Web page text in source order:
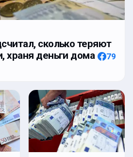
сколько теряют
храня деньги дома
79